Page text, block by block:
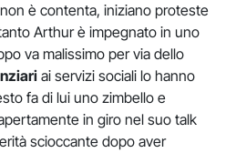
è contenta, iniziano proteste
Arthur è impegnato in uno
va malissimo per via dello
ai servizi sociali lo hanno
fa di lui uno zimbello e
in giro nel suo talk
scioccante dopo aver